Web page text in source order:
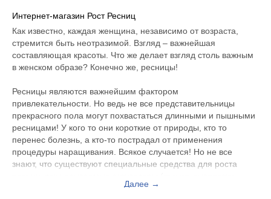
Интернет-магазин Рост Ресниц
Как известно, каждая женщина, независимо от возраста,
стремится быть неотразимой. Взгляд – важнейшая
составляющая красоты. Что же делает взгляд столь важным
в женском образе? Конечно же, ресницы!
Ресницы являются важнейшим фактором
привлекательности. Но ведь не все представительницы
прекрасного пола могут похвастаться длинными и пышными
ресницами! У кого то они короткие от природы, кто то
перенес болезнь, а кто-то пострадал от применения
процедуры наращивания. Всякое случается! Но не все
знают, что существуют специальные средства для роста
Далее →